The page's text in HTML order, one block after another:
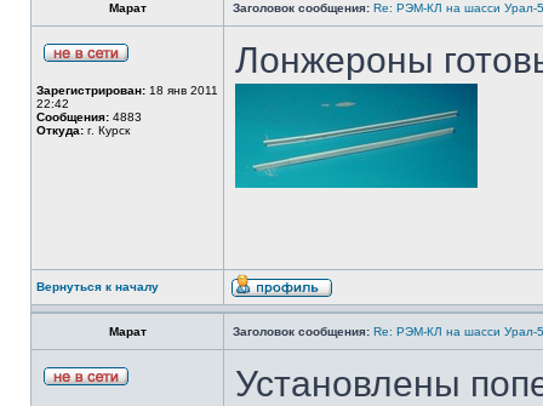
Марат Заголовок сообщения: Re: РЭМ-КЛ на шасси Урал-
Зарегистрирован: 18 янв 2011
22:42
Сообщения: 4883
Откуда: г. Курск
Лонжероны
Вернуться к началу
Марат Заголовок сообщения: Re: РЭМ-КЛ на шасси Урал-
Установлены